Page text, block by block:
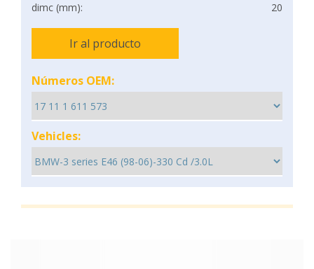
dimc (mm):
20
Ir al producto
Números OEM:
Vehicles: